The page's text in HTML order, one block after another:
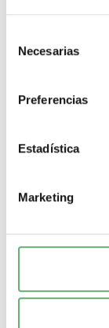
Necesarias
Preferencias
Estadística
Marketing
TeSys GV2 -
[PLAZO 3-6
GVAX116 | 110 a 115 V Corriente alterna
subtensión de